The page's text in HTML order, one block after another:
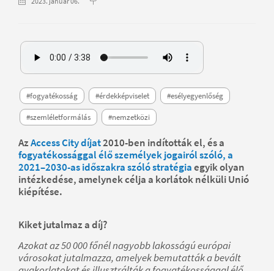
#fogyatékosság #érdekképviselet #esélyegyenlőség
#szemléletformálás #nemzetközi
AzAccess City díjat2010-ben indították el, és a
fogyatékossággal élő személyek jogairól szóló, a
2021–2030-as időszakra szóló stratégiaegyik olyan
intézkedése, amelynek célja a korlátok nélküli Unió
kiépítése.
Kiket jutalmaz a díj?
Azokat az 50 000 főnél nagyobb lakosságú európai
városokat jutalmazza, amelyek bemutatták a bevált